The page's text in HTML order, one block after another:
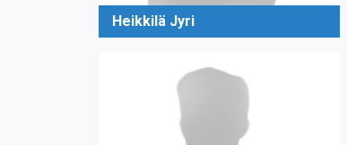
Heikkilä Jyri